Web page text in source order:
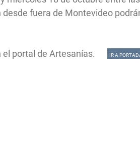
desde fuera de Montevideo
el portal de Artesanías. IR A